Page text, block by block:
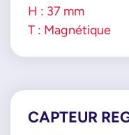
H : 37 mm
T : Magnétique
CAPTEUR